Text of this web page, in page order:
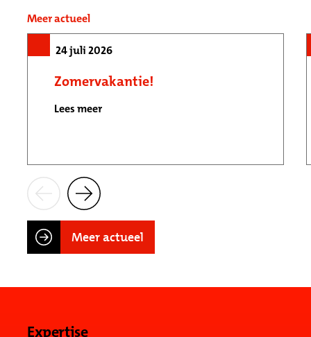
Meer actueel
24 juli 2026
Zomervakantie!
Lees meer
Meer actueel
Expertise